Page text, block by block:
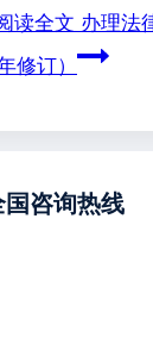
读全文 办理法
修订）
国咨询热线